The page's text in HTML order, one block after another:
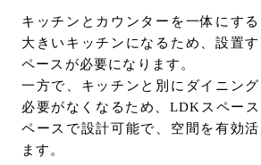
キッチンとカウンターを一体にす
大きいキッチンになるため、設置
ペースが必要になります。
一方で、キッチンと別にダイニン
必要がなくなるため、LDKスペー
ペースで設計可能で、空間を有効
ます。